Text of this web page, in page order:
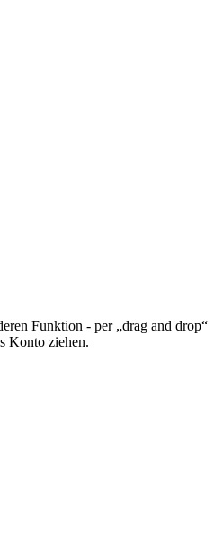
Funktion - per „drag and drop“
Konto ziehen.